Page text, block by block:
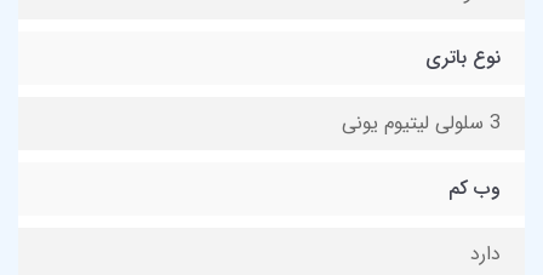
نوع باتری
3 سلولی لیتیوم یونی
وب کم
دارد